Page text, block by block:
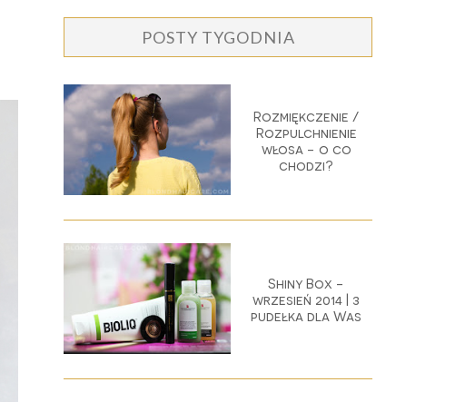
POSTY TYGODNIA
Rozmiękczenie /
Rozpulchnienie
włosa - o co
chodzi?
Shiny Box -
wrzesień 2014 | 3
pudełka dla Was